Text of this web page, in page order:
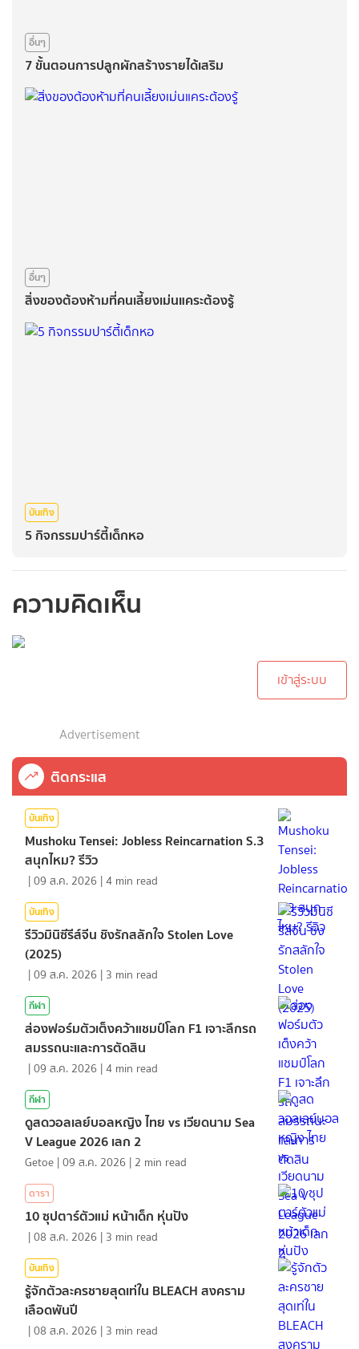
อื่นๆ
7 ขั้นตอนการปลูกผักสร้างรายได้เสริม
อื่นๆ
สิ่งของต้องห้ามที่คนเลี้ยงเม่นแคระต้องรู้
บันเทิง
5 กิจกรรมปาร์ตี้เด็กหอ
ความคิดเห็น
เข้าสู่ระบบ
Advertisement
ติดกระแส
บันเทิง
Mushoku Tensei: Jobless Reincarnation S.3
สนุกไหม? รีวิว
|09 ส.ค. 2026 |4 min read
บันเทิง
รีวิวมินิซีรีส์จีน ชิงรักสลักใจ Stolen Love
(2025)
|09 ส.ค. 2026 | 3 min read
กีฬา
ส่องฟอร์มตัวเต็งคว้าแชมป์โลก F1 เจาะลึกรถ
สมรรถนะและการตัดสิน
|09 ส.ค. 2026 |4 min read
กีฬา
ดูสดวอลเลย์บอลหญิง ไทย vs เวียดนาม Sea
V League 2026 เลก 2
Getoe |09 ส.ค. 2026 | 2 min read
ดารา
10 ซุปตาร์ตัวแม่ หน้าเด็ก หุ่นปัง
|08 ส.ค. 2026 | 3 min read
บันเทิง
รู้จักตัวละครชายสุดเท่ใน BLEACH สงคราม
เลือดพันปี
|08 ส.ค. 2026 | 3 min read